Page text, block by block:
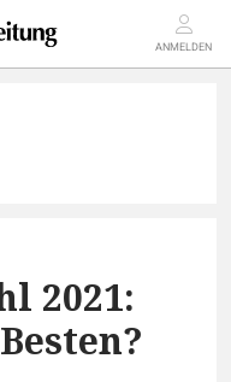
ANMELDEN
2021: